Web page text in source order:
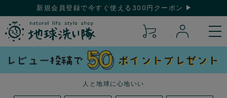
新規会員登録で今すぐ使える300円クーポン
人と地球に心地いい